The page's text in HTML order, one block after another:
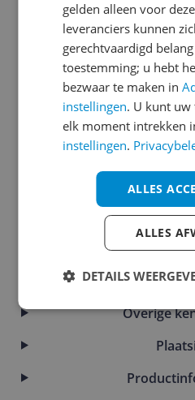
Afmetingen
Algemene
Fysieke
Mogelijke vereisten
Overige
gelden alleen voor
leveranciers kunnen
gerechtvaardigd
toestemming; u hebt
bezwaar te maken in
instellingen. U kunt
elk moment intrekken
instellingen.
ALLES
ALLES
DETAILS